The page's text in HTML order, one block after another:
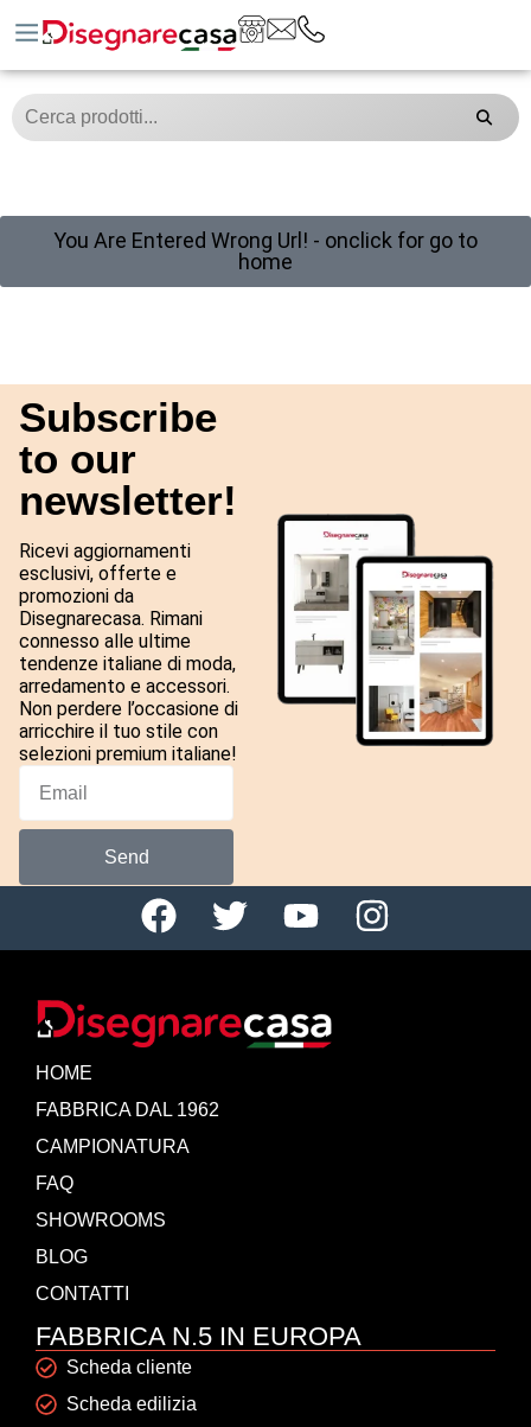
You Are Entered Wrong Url! - onclick for go to
home
Subscribe
to our
newsletter!
Ricevi aggiornamenti
esclusivi, offerte e
promozioni da
Disegnarecasa. Rimani
connesso alle ultime
tendenze italiane di moda,
arredamento e accessori.
Non perdere l’occasione di
arricchire il tuo stile con
selezioni premium italiane!
Send
HOME
FABBRICA DAL 1962
CAMPIONATURA
FAQ
SHOWROOMS
BLOG
CONTATTI
FABBRICA N.5 IN EUROPA
Scheda cliente
Scheda edilizia